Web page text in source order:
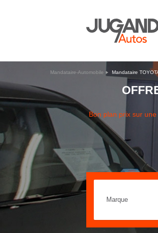
Mandataire-Automobile Mandataire
Bon plan prix sur